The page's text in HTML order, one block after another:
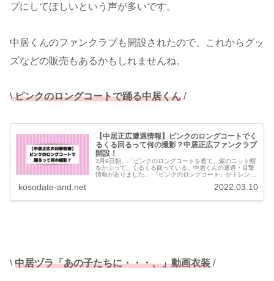
プにしてほしいという声が多いです。
中居くんのファンクラブも開設されたので、これからグッ
ズなどの販売もあるかもしれませんね。
\ピンクのロングコートで踊る中居くん /
【中居正広遭遇情報】ピンクのロングコートでく
るくる回るって何の撮影？中居正広ファンクラブ
開設！
3月9日朝、「ピンクのロングコートを着て、紫のニット帽
をかぶって、くるくる回っている」中居くんの遭遇・目撃
情報がありました。 「ピンクのロングコート」がトレンド
kosodate-and.net 2022.03.10
\ 中居ヅラ「あの子たちに・・・、」動画衣装 /